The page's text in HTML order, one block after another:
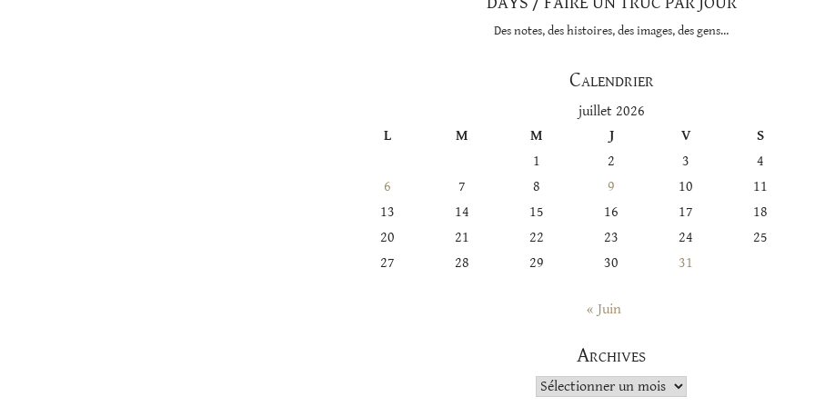
Des notes, des histoires, des images, des gens…
Calendrier
juillet 2026
L
M M J V S
1
2 3 4
6
7 8 9 10 11
13
14 15 16 17 18
20
21 22 23 24 25
27
28 29 30 31
« Juin
Archives
Archives